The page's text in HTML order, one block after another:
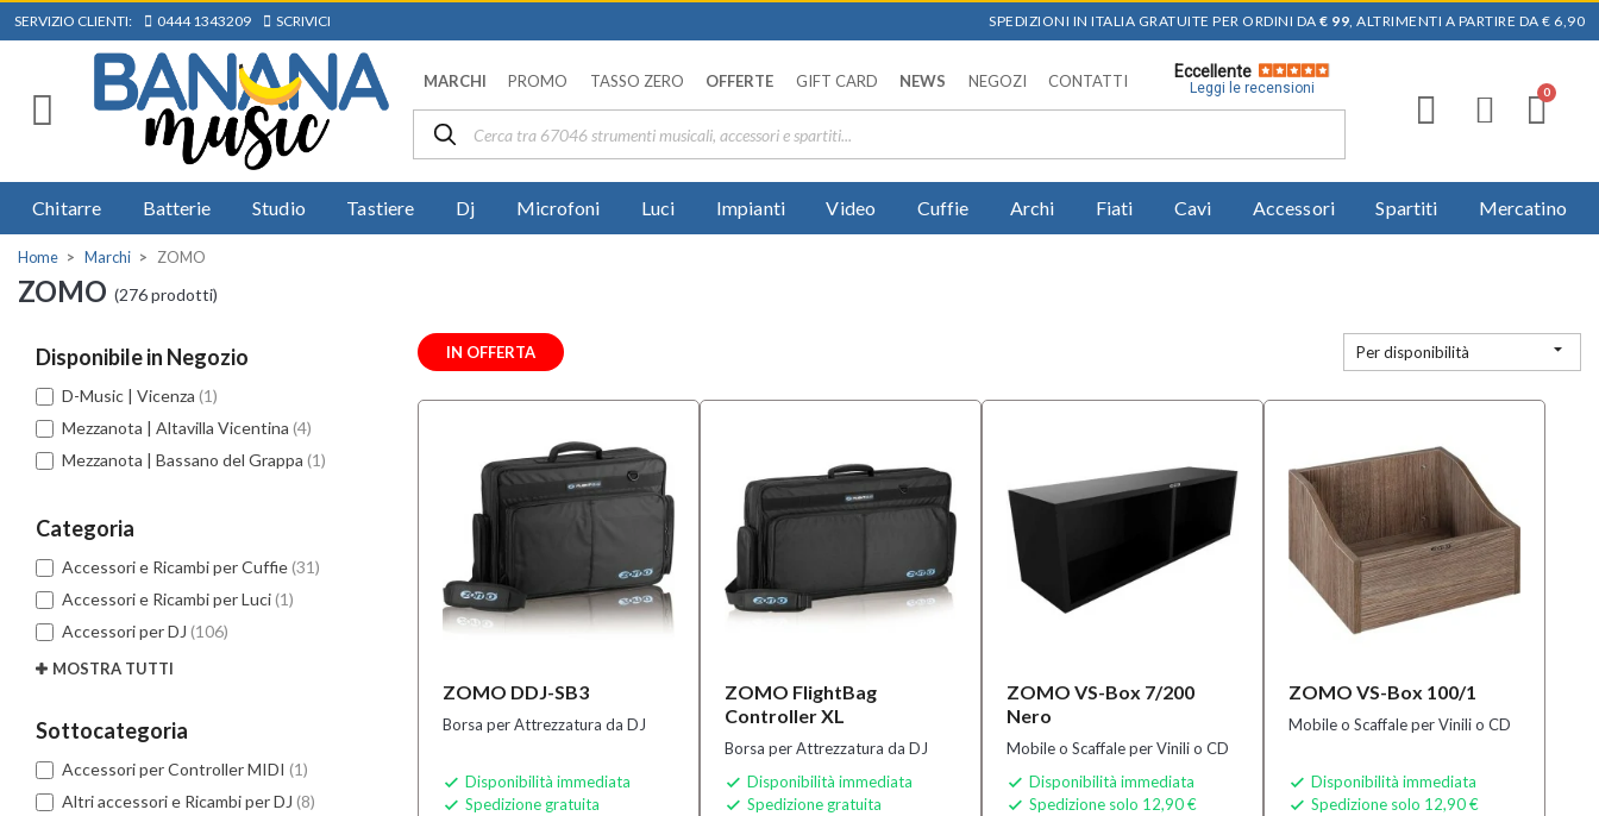
SERVIZIO CLIENTI: 0444 1343209 SCRIVICI SPEDIZIONI IN ITALIA GRATUITE PER ORDINI DA € 99, ALTRIMENTI A PARTIRE DA € 6,90
MARCHI PROMO TASSO ZERO OFFERTE GIFT CARD NEWS NEGOZI CONTATTI
Eccellente
Leggi le recensioni
Chitarre Batterie Studio Tastiere Dj Microfoni Luci Impianti Video Cuffie Archi Fiati Cavi Accessori Spartiti Mercatino
Home Marchi ZOMO
ZOMO (276 prodotti)
Disponibile in Negozio
D-Music | Vicenza (1)
Mezzanota | Altavilla Vicentina (4)
Mezzanota | Bassano del Grappa (1)
Categoria
Accessori e Ricambi per Cuffie(31)
Accessori e Ricambi per Luci(1)
Accessori per DJ (106)
MOSTRA TUTTI
Sottocategoria
Accessori per Controller MIDI (1)
Altri accessori e Ricambi per DJ (8)
IN OFFERTA Per disponibilità 
ZOMO DDJ-SB3
Borsa per Attrezzatura da DJ
 Disponibilità immediata
 Spedizione gratuita
ZOMO FlightBag
Controller XL
Borsa per Attrezzatura da DJ
 Disponibilità immediata
 Spedizione gratuita
ZOMO VS-Box 7/200
Nero
Mobile o Scaffale per Vinili o CD
 Disponibilità immediata
 Spedizione solo 12,90 €
ZOMO VS-Box 100/1
Mobile o Scaffale per Vinili o CD
 Disponibilità immediata
 Spedizione solo 12,90 €